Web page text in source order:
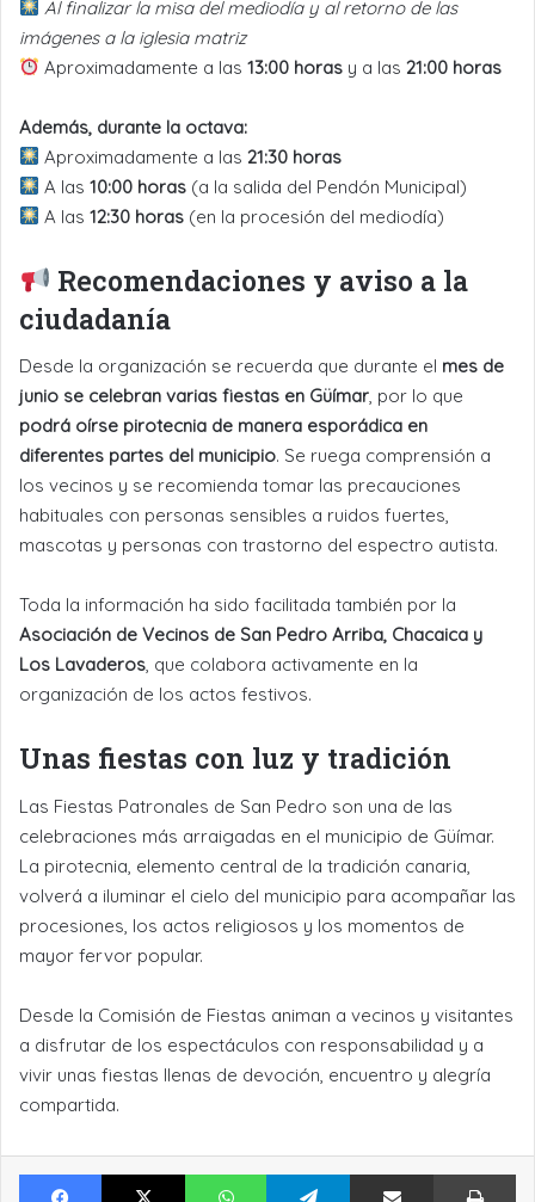
Al finalizar la misa del mediodía y al retorno de las
imágenes a la iglesia matriz
Aproximadamente a las13:00 horas y a las21:00 horas
Además, durante la octava:
Aproximadamente a las21:30 horas
A las10:00 horas (a la salida del Pendón Municipal)
A las12:30 horas (en la procesión del mediodía)
Recomendaciones y aviso a la
ciudadanía
Desde la organización se recuerda que durante el mes de
junio se celebran varias fiestas en Güímar, por lo que
podrá oírse pirotecnia de manera esporádica en
diferentes partes del municipio. Se ruega comprensión a
los vecinos y se recomienda tomar las precauciones
habituales con personas sensibles a ruidos fuertes,
mascotas y personas con trastorno del espectro autista.
Toda la información ha sido facilitada también por la
Asociación de Vecinos de San Pedro Arriba, Chacaica y
Los Lavaderos, que colabora activamente en la
organización de los actos festivos.
Unas fiestas con luz y tradición
Las Fiestas Patronales de San Pedro son una de las
celebraciones más arraigadas en el municipio de Güímar.
La pirotecnia, elemento central de la tradición canaria,
volverá a iluminar el cielo del municipio para acompañar las
procesiones, los actos religiosos y los momentos de
mayor fervor popular.
Desde la Comisión de Fiestas animan a vecinos y visitantes
a disfrutar de los espectáculos con responsabilidad y a
vivir unas fiestas llenas de devoción, encuentro y alegría
compartida.
Facebook X WhatsApp Telegram Compartir por Email